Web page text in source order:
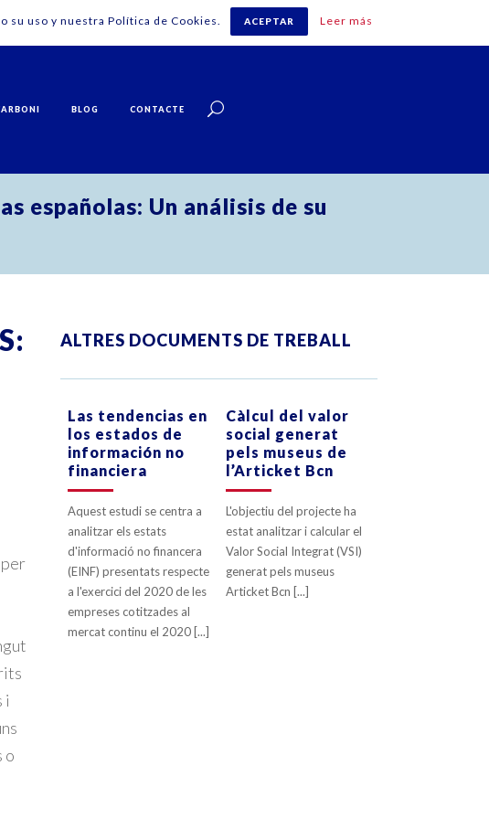
Català
BLOG CONTACTE
españolas: Un análisis de su
i
o
ALTRES DOCUMENTS DE TREBALL
0LIKES
Las tendencias en
los estados de
información no
financiera
Aquest estudi se centra a
analitzar els estats
d'informació no financera
(EINF) presentats respecte
a l'exercici del 2020 de les
empreses cotitzades al
mercat continu el 2020 [...]
0LIKES
Càlcul del valor
social generat
pels museus de
l’Articket Bcn
L'objectiu del projecte ha
estat analitzar i calcular el
Valor Social Integrat (VSI)
generat pels museus
Articket Bcn [...]
su uso y nuestra Política de Cookies. ACEPTAR Leer más